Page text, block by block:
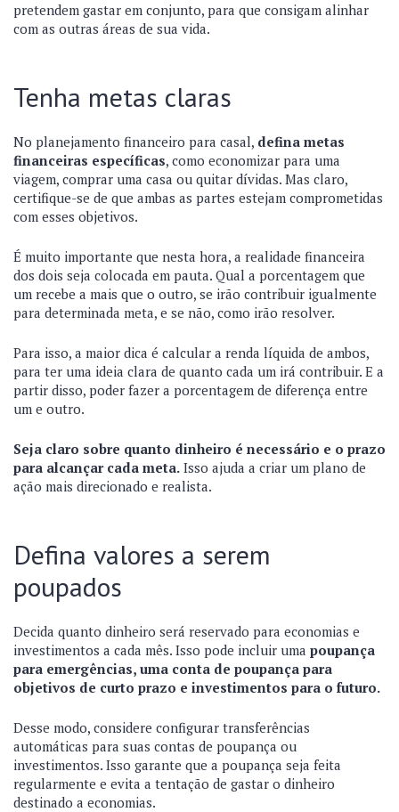
pretendem gastar em conjunto, para que consigam alinhar
com as outras áreas de sua vida.
Tenha metas claras
No planejamento financeiro para casal, defina metas
financeiras específicas, como economizar para uma
viagem, comprar uma casa ou quitar dívidas. Mas claro,
certifique-se de que ambas as partes estejam comprometidas
com esses objetivos.
É muito importante que nesta hora, a realidade financeira
dos dois seja colocada em pauta. Qual a porcentagem que
um recebe a mais que o outro, se irão contribuir igualmente
para determinada meta, e se não, como irão resolver.
Para isso, a maior dica é calcular a renda líquida de ambos,
para ter uma ideia clara de quanto cada um irá contribuir. E a
partir disso, poder fazer a porcentagem de diferença entre
um e outro.
Seja claro sobre quanto dinheiro é necessário e o prazo
para alcançar cada meta. Isso ajuda a criar um plano de
ação mais direcionado e realista.
Defina valores a serem
poupados
Decida quanto dinheiro será reservado para economias e
investimentos a cada mês. Isso pode incluir uma poupança
para emergências, uma conta de poupança para
objetivos de curto prazo e investimentos para o futuro.
Desse modo, considere configurar transferências
automáticas para suas contas de poupança ou
investimentos. Isso garante que a poupança seja feita
regularmente e evita a tentação de gastar o dinheiro
destinado a economias.